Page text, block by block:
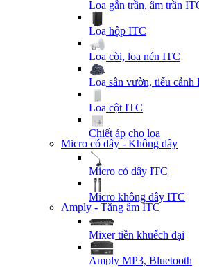
Loa gắn trần, âm trần
Loa hộp ITC
Loa còi, loa nén ITC
Loa sân vườn, tiểu cảnh
Loa cột ITC
Chiết áp cho loa
Micro có dây - Không dây
Micro có dây ITC
Micro không dây ITC
Amply - Tăng âm ITC
Mixer tiền khuếch đại
Amply MP3, Bluetooth